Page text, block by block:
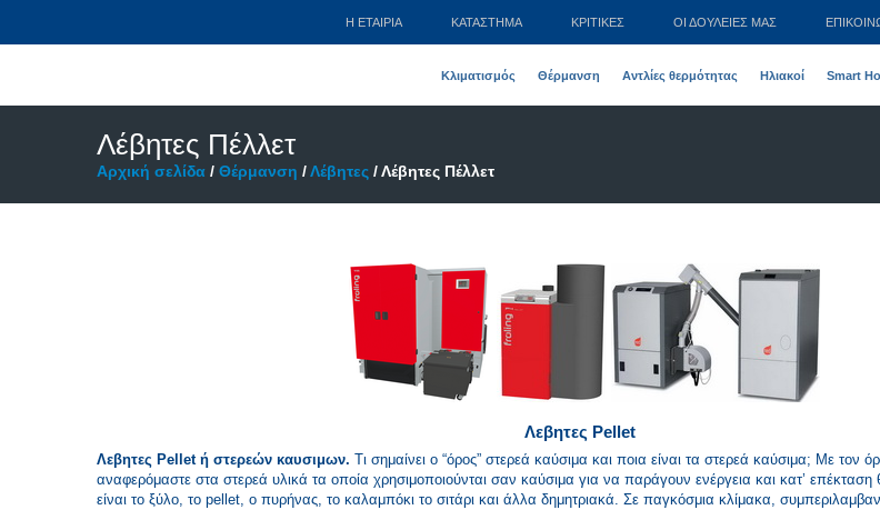
Η ΕΤΑΙΡΊΑ ΚΑΤΆΣΤΗΜΑ ΚΡΙΤΙΚΕΣ ΟΙ ΔΟΥΛΕΙΈΣ ΜΑΣ
Κλιματισμός Θέρμανση Αντλίες θερμότητας Ηλιακοί Smart
Λέβητες Πέλλετ
Αρχική σελίδα / Θέρμανση /Λέβητες / Λέβητες Πέλλετ
Λεβητες Pellet
Λεβητες Pellet ή στερεών καυσιμων. Τι σημαίνει ο “όρος” στερεά καύσιμα και ποια είναι τα στερεά καύσιμα; Με τον
αναφερόμαστε στα στερεά υλικά τα οποία χρησιμοποιούνται σαν καύσιμα για να παράγουν ενέργεια και κατ’ επέκταση
είναι το ξύλο, το pellet, ο πυρήνας, το καλαμπόκι το σιτάρι και άλλα δημητριακά. Σε παγκόσμια κλίμακα,